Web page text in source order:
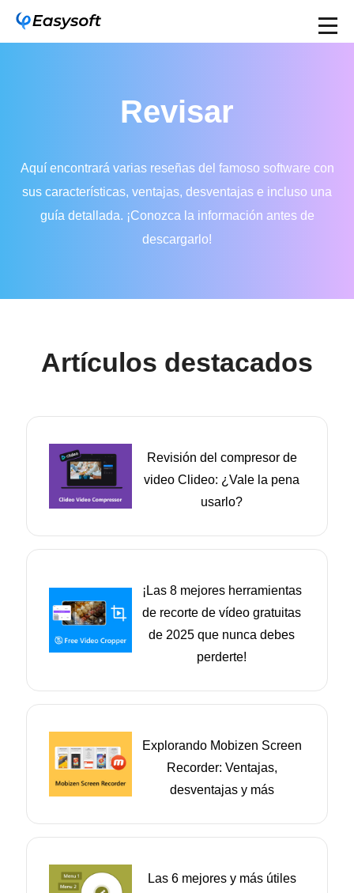
Revisar
Aquí encontrará varias reseñas del famoso software con
sus características, ventajas, desventajas e incluso una
guía detallada. ¡Conozca la información antes de
descargarlo!
Artículos destacados
Revisión del compresor de
video Clideo: ¿Vale la pena
usarlo?
¡Las 8 mejores herramientas
de recorte de vídeo gratuitas
de 2025 que nunca debes
perderte!
Explorando Mobizen Screen
Recorder: Ventajas,
desventajas y más
Las 6 mejores y más útiles